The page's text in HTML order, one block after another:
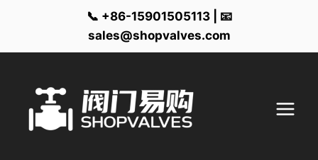
📞 +86-15901505113 | 📧
sales@shopvalves.com